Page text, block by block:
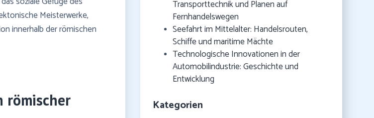
Meisterwerke,
innerhalb der römischen
römischer
Transporttechnik und Planen auf
Fernhandelswegen
Seefahrt im Mittelalter: Handelsrouten,
Schiffe und maritime Mächte
Technologische Innovationen in der
Automobilindustrie: Geschichte und
Entwicklung
Kategorien